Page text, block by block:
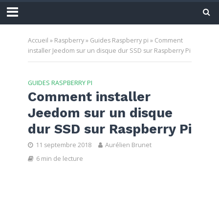
Accueil » Raspberry» Guides Raspberry pi » Comment
installer Jeedom sur un disque dur SSD sur Raspberry Pi
GUIDES RASPBERRY PI
Comment installer
Jeedom sur un disque
dur SSD sur Raspberry Pi
11 septembre 2018
Aurélien Brunet
6 min de lecture